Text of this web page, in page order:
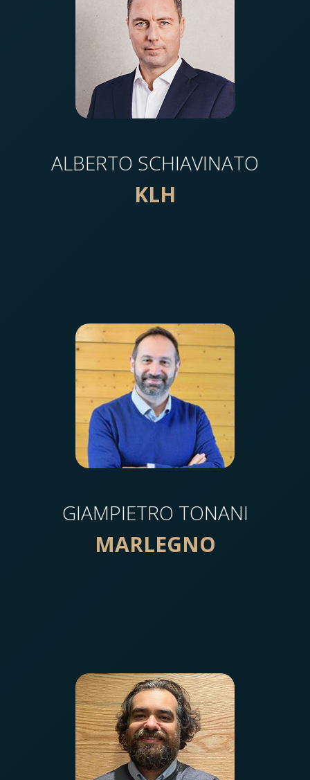
ALBERTO SCHIAVINATO
KLH
GIAMPIETRO TONANI
MARLEGNO